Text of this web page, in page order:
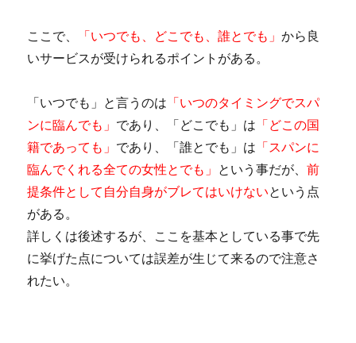
ここで、 「いつでも、どこでも、誰とでも」から良
いサービスが受けられるポイントがある。
「いつでも」と言うのは 「いつのタイミングでスパ
ンに臨んでも」 であり、「どこでも」は 「どこの国
籍であっても」 であり、「誰とでも」は 「スパンに
臨んでくれる全ての女性とでも」 という事だが、前
提条件として自分自身がブレてはいけないという点
がある。
詳しくは後述するが、ここを基本としている事で先
に挙げた点については誤差が生じて来るので注意さ
れたい。